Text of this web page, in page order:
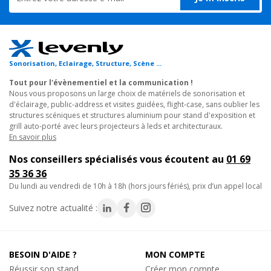
• Résistance supérieure : L'alliage EN-AW 6082 T6 offre un
de la gamme TRIO-DECO
- Stands d'exposition
- Aménagement de magasins
- Vitrines
- Grills autoportés ou suspendus
- Showrooms
- Décorations promotionnelles
Caractéristiques techniques :
• Angle 2 départs à 90° horizontaux
épaisseur 1,6 mm
• Matériau : Alliage d'aluminium EN-AW 6082 T6
Mobil Truss
CLM16, Crochet structure alu
Crochet projecteur diamètre 15 à 35mm
5.80€ TTC
Sur commande, disponible en quelques
Réf. 06480
Ajouter au panier
Sonorisation, Eclairage, Structure, Scène ...
Tout pour l'évènementiel et la communication !
Nous vous proposons un large choix de matériels de sonorisation et
d'éclairage, public-address et visites guidées, flight-case, sans oublier les
structures scéniques et structures aluminium pour stand d'exposition et
grill auto-porté avec leurs projecteurs à leds et architecturaux.
En savoir plus
Nos conseillers spécialisés vous écoutent au 01 69
35 36 36
du lundi au vendredi de 10h à 18h (hors jours fériés), prix d’un appel local
Suivez notre actualité :
BESOIN D'AIDE ?
Réussir son stand
MON COMPTE
Créer mon compte